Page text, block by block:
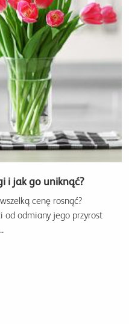
i jak go uniknąć?
cenę rosnąć?
od odmiany jego przyrost